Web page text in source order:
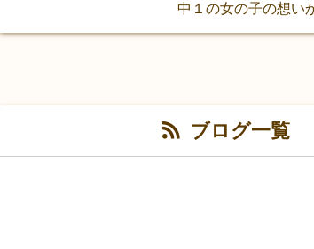
中１の女の子の想い
ブログ一覧